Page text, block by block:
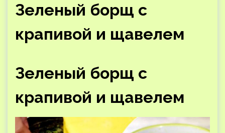
Зеленый борщ с
крапивой и щавелем
Зеленый борщ с
крапивой и щавелем